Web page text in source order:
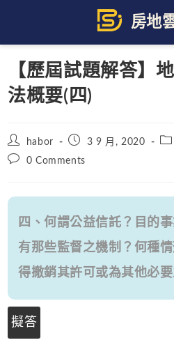
content
【歷屆試題解答】
法概要(四)
Post
author:
habor
Post3 9 月, 2020
Post0 Comments
四、何謂公益信託？目的
有那些監督之機制？何種
得撤銷其許可或為其他必要
擬答